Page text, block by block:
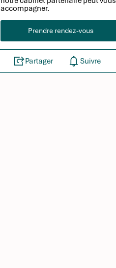
accompagner.
Prendre rendez-vous
Partager Suivre